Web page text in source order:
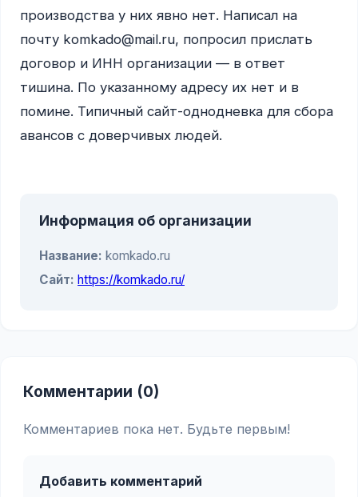
производства у них явно нет. Написал на
почту komkado@mail.ru, попросил прислать
договор и ИНН организации — в ответ
тишина. По указанному адресу их нет и в
помине. Типичный сайт-однодневка для сбора
авансов с доверчивых людей.
Информация об организации
Название: komkado.ru
Сайт: https://komkado.ru/
Комментарии (0)
Комментариев пока нет. Будьте первым!
Добавить комментарий